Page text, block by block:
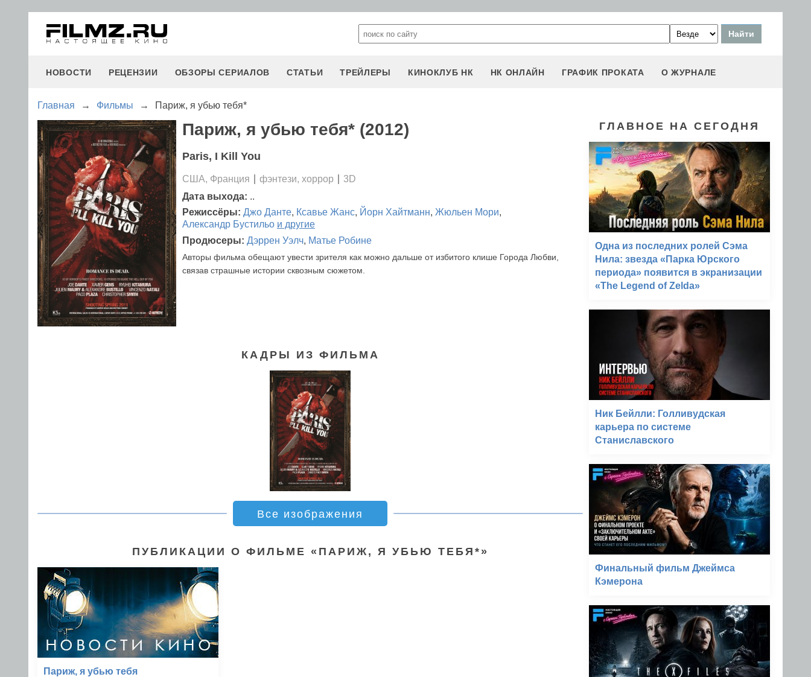
НОВОСТИ РЕЦЕНЗИИ ОБЗОРЫ СЕРИАЛОВ СТАТЬИ ТРЕЙЛЕРЫ КИНОКЛУБ НК НК ОНЛАЙН ГРАФИК ПРОКАТА О ЖУРНАЛЕ
Главная → Фильмы → Париж, я убью тебя*
Париж, я убью тебя* (2012)
Paris, I Kill You
США, Франция фэнтези, хоррор
3D
Дата выхода: ..
Режиссёры: Джо Данте, Ксавье Жанс, Йорн Хайтманн, Жюльен Мори,
Александр Бустильо и другие
Продюсеры: Дэррен Уэлч, Матье Робине
Авторы фильма обещают увести зрителя как можно дальше от избитого клише Города Любви,
связав страшные истории сквозным сюжетом.
КАДРЫ ИЗ ФИЛЬМА
Все изображения
ПУБЛИКАЦИИ О ФИЛЬМЕ «ПАРИЖ, Я УБЬЮ ТЕБЯ*»
Париж, я убью тебя
ГЛАВНОЕ НА СЕГОДНЯ
Одна из последних ролей Сэма
Нила: звезда «Парка Юрского
периода» появится в экранизации
«The Legend of Zelda»
Ник Бейлли: Голливудская
карьера по системе
Станиславского
Финальный фильм Джеймса
Кэмерона